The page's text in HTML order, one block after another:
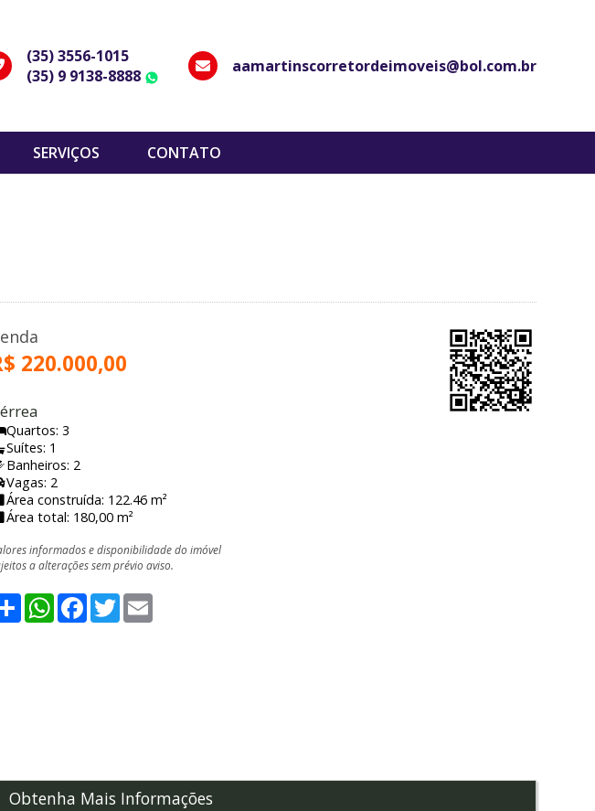
(35) 3556-1015
(35) 9 9138-8888
WhatsApp
aamartinscorretordeimoveis@bol.com.br
SERVIÇOS CONTATO
220.000,00
Quartos: 3
Suítes: 1
Banheiros: 2
Vagas: 2
Área construída: 122.46 m²
Área total: 180,00 m²
informados e disponibilidade do imóvel
a alterações sem prévio aviso.
ShareWhatsApp
Facebook
Twitter
Obtenha Mais Informações